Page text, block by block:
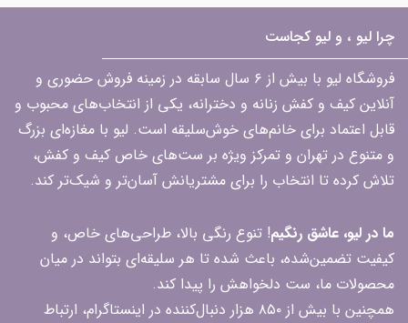
چرا لیو ، و لیو کجاست
فروشگاه لیو با بیش از ۶ سال سابقه در زمینه فروش حضوری و
آنلاین کیف و کفش زنانه و دخترانه، یکی از انتخاب‌های محبوب و
قابل اعتماد برای خانم‌های خوش‌سلیقه است. لیو با مغازه‌ای بزرگ
و متنوع در تهران و تمرکز ویژه بر ست‌های خاص کیف و کفش،
تلاش کرده تا انتخاب را برای مشتریانش آسان‌تر و شیک‌تر کند.
ما در لیو، عاشق رنگیم! تنوع رنگی بالا، طراحی‌های خاص، و
کیفیت تضمین‌شده، باعث شده تا هر سلیقه‌ای بتواند در میان
محصولات ما، ست دلخواهش را پیدا کند.
همچنین با بیش از ۸۵۰ هزار دنبال‌کننده در اینستاگرام، ارتباط